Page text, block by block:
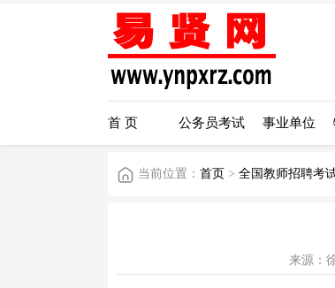
首 页 公务员考试 事业单位
当前位置： 首页 > 全国教师招聘考
来源：